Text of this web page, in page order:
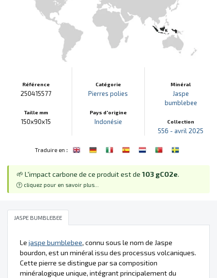
Référence
250415577
Taille mm
150x90x15
Catégorie
Pierres polies
Pays d'origine
Indonésie
Minéral
Jaspe
bumblebee
Collection
556 - avril 2025
Traduire en :
🌱 L'impact carbone de ce produit est de 103 gCO2e.
cliquez pour en savoir plus...
JASPE BUMBLEBEE
Le jaspe bumblebee, connu sous le nom de Jaspe
bourdon, est un minéral issu des processus volcaniques.
Cette pierre se distingue par sa composition
minéralogique unique, intégrant principalement du